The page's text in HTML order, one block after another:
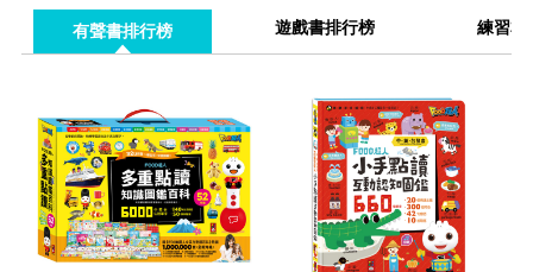
有聲書排行榜 遊戲書排行榜 練習本